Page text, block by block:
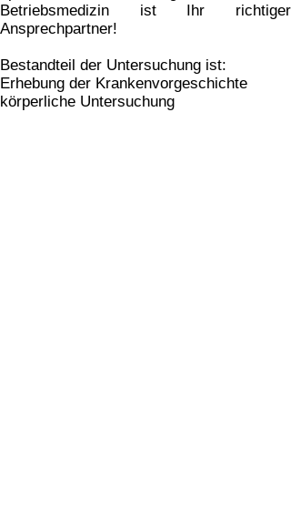
Betriebsmedizin ist Ihr richtiger
Ansprechpartner!
Bestandteil der Untersuchung ist:
Erhebung der Krankenvorgeschichte
körperliche Untersuchung